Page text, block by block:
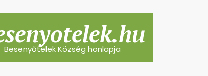
Besenyőtelek Község honlapja